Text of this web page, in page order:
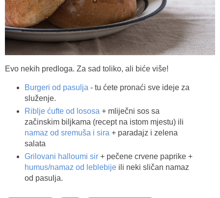
Evo nekih predloga. Za sad toliko, ali biće više!
Burgeri od pasulja - tu ćete pronaći sve ideje za
služenje.
Riblje ćufte od lososa + mliječni sos sa
začinskim biljkama (recept na istom mjestu) ili
namaz od sremuša i sira + paradajz i zelena
salata
Grilovani halloumi sir+ pečene crvene paprike +
humus/namaz od leblebijeili neki sličan namaz
od pasulja.